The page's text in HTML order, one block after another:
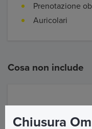
Prenotazione
Auricolari
Cosa non include
Quanto non
Chiusura